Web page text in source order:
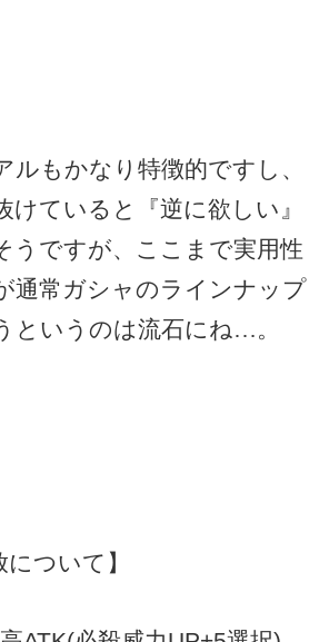
ルもかなり特徴的ですし、
けていると『逆に欲しい』
うですが、ここまで実用性
通常ガシャのラインナップ
というのは流石にね…。
について】